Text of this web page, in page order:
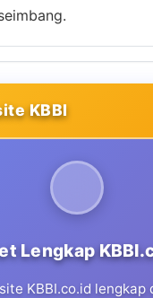
KBBI
Lengkap
KBBI.co.id lengkap